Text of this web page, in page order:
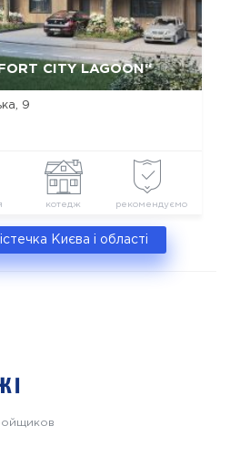
CITY LAGOON“
9
котедж рекомендуємо
видалити
Києва і області